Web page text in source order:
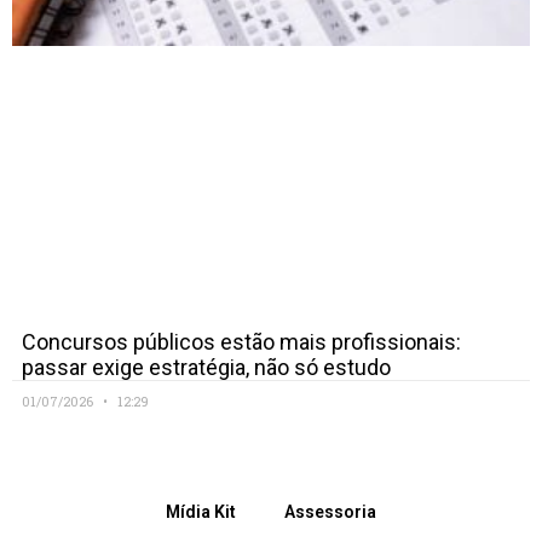
Concursos públicos estão mais profissionais:
passar exige estratégia, não só estudo
01/07/2026 12:29
Mídia Kit Assessoria